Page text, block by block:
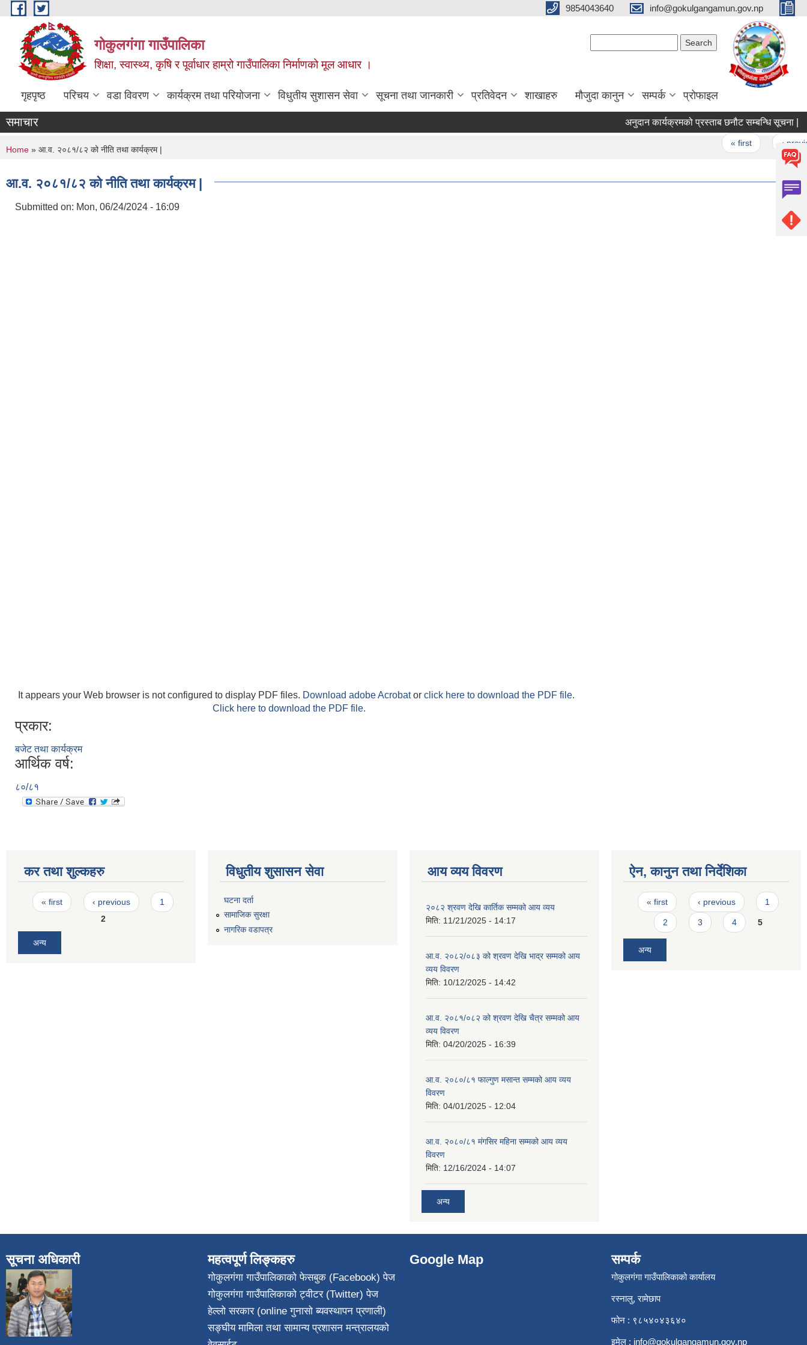
Skip to main content 9854043640 info@gokulgangamun.gov.np
गोकुलगंगा गाउँपालिका
शिक्षा, स्वास्थ्य, कृषि र पूर्वाधार हाम्रो गाउँपालिका निर्माणको मूल आधार ।
गृहपृष्ठ परिचय वडा विवरण कार्यक्रम तथा परियोजना विधुतीय सुशासन सेवा सूचना तथा जानकारी प्रतिवेदन शाखाहरु मौजुदा कानुन सम्पर्क प्रोफाइल
समाचार अनुदान कार्यक्रमको प्रस्ताब छनौट सम्बन्धि सूचना |
« first ‹
You are here
Home » आ.व. २०८१/८२ को नीति तथा कार्यक्रम |
आ.व. २०८१/८२ को नीति तथा कार्यक्रम |
Submitted on: Mon, 06/24/2024 - 16:09
It appears your Web browser is not configured to display PDF files. Download adobe Acrobator click here to download the PDF file.
Click here to download the PDF file.
प्रकार:
बजेट तथा कार्यक्रम
आर्थिक वर्ष:
८०/८१
कर तथा शुल्कहरु
Pages
« first ‹ previous
1
2
अन्य
विधुतीय शुसासन सेवा
घटना दर्ता
सामाजिक सुरक्षा
नागरिक वडापत्र
आय व्यय विवरण
२०८२ श्रवण देखि कार्तिक सम्मको आय व्यय
मिति: 11/21/2025 - 14:17
आ.व. २०८२/०८३ को श्रवण देखि भाद्र सम्मको आय
व्यय विवरण
मिति: 10/12/2025 - 14:42
आ.व. २०८१/०८२ को श्रवण देखि चैत्र सम्मको आय
व्यय विवरण
मिति: 04/20/2025 - 16:39
आ.व. २०८०/८१ फाल्गुण मसान्त सम्मको आय व्यय
विवरण
मिति: 04/01/2025 - 12:04
आ.व. २०८०/८१ मंगसिर महिना सम्मको आय व्यय
विवरण
मिति: 12/16/2024 - 14:07
अन्य
ऐन, कानुन तथा निर्देशिका
Pages
« first ‹ previous 1
2 3 4 5
अन्य
सूचना अधिकारी महत्वपूर्ण लिङ्कहरु
गोकुलगंगा गाउँपालिकाको फेसबुक (Facebook) पेज
गोकुलगंगा गाउँपालिकाको ट्वीटर (Twitter) पेज
हेल्लो सरकार (online गुनासो ब्यवस्थापन प्रणाली)
सङ्घीय मामिला तथा सामान्य प्रशासन मन्त्रालयको
Google Map सम्पर्क
गोकुलगंगा गाउँपालिकाको कार्यालय
रस्नालु, रामेछाप
फोन : ९८५४०४३६४०
इमेल : info@gokulgangamun.gov.np